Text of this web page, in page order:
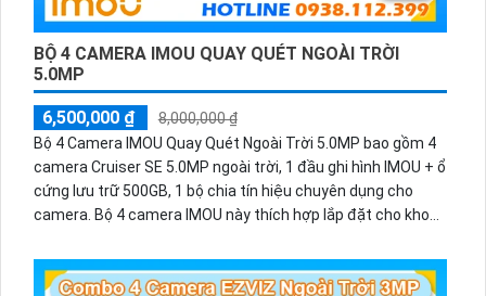
BỘ 4 CAMERA IMOU QUAY QUÉT NGOÀI TRỜI
5.0MP
6,500,000 ₫
8,000,000 ₫
Bộ 4 Camera IMOU Quay Quét Ngoài Trời 5.0MP bao gồm 4
camera Cruiser SE 5.0MP ngoài trời, 1 đầu ghi hình IMOU + ổ
cứng lưu trữ 500GB, 1 bộ chia tín hiệu chuyên dụng cho
camera. Bộ 4 camera IMOU này thích hợp lắp đặt cho kho
trời.